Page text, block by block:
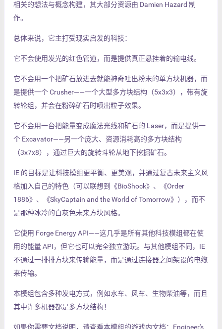
相关的想法与概念构建，其大部分资源由 Damien Hazard 制
作。
总体来说，它主打受现实启发的科技：
它不会使用发光的红色管道，而是提供真正悬挂着的输电线。
它不会用一个把矿石放进去就能神奇吐出粉末的单方块机器，而
是提供一个 Crusher——一个大型多方块结构（5x3x3），带有旋
转轮组，并会在粉碎矿石时喷出粒子效果。
它不会用一台把能量变成魔法光线和矿石的 Laser，而是提供一
个 Excavator——另一个庞大、资源消耗高的多方块结构
（3x7x8），通过巨大的旋转斗轮从地下挖掘矿石。
IE 的目标是让科技模组更平衡、更美观，并通过复古未来主义风
格加入自己的特色（可以联想到《BioShock》、《Order
1886》、《SkyCaptain and the World of Tomorrow》），而不
是那种冰冷的白灰色未来方块风格。
它使用 Forge Energy API——这几乎是所有其他科技模组都在使
用的能量 API，但它也可以完全独立游玩。与其他模组不同，IE
不通过一排排方块来传输能量，而是通过连接器之间架设的电缆
来传输。
本模组包含多种发电方式，例如水车、风车、生物柴油等，而且
其中许多机器都是多方块结构！
如果你需要文档说明，请查看本模组的游戏内文档：Engineer's